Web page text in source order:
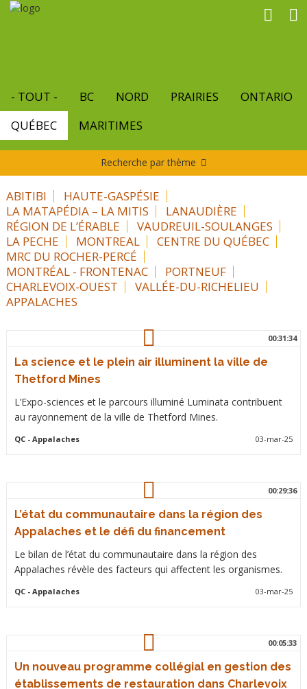
Aller
- TOUT - BC NORD PRAIRIES
ONTARIO
QUÉBEC
MARITIMES
Recherche par thème
ABITIBI
HAUTE-GASPÉSIE
LA MATAPÉDIA – LA MITIS
LANAUDIÈRE
RÉGION DE L’ÉRABLE
VAUDREUIL-SOULANGES
LA PECHE
MONTREAL
CENTRE DU QUÉBEC
MRC DU ROCHER-PERCÉ
MONTRÉAL - FRONTENAC
PORTNEUF
CHARLEVOIX-OUEST
VALLÉE-DU-RICHELIEU
APPALACHES
00:31:34
La science et le plein air illuminent la ville de
Thetford Mines
L’Expo-sciences et le parcours illuminé Luminata contribuent
au rayonnement de la ville de Thetford Mines.
QC- Appalaches 03-mar-25
00:29:36
L’état du communautaire dans la région des
Appalaches et le défi du financement
Le bilan de l’état du communautaire dans la région des
Appalaches révèle des facteurs qui affectent les organismes.
QC- Appalaches 03-mar-25
00:05:33
Un nouveau programme collégial en gestion des
établissements de restauration dans Charlevoix